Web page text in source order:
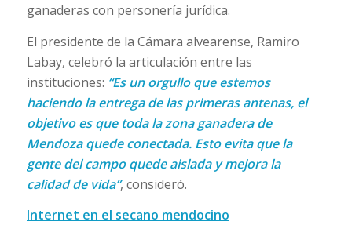
ganaderas con personería jurídica.
El presidente de la Cámara alvearense, Ramiro
Labay, celebró la articulación entre las
instituciones: “Es un orgullo que estemos
haciendo la entrega de las primeras antenas, el
objetivo es que toda la zona ganadera de
Mendoza quede conectada. Esto evita que la
gente del campo quede aislada y mejora la
calidad de vida”, consideró.
Internet en el secano mendocino